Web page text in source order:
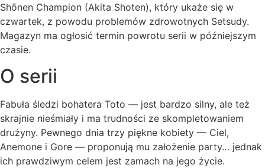
Shōnen Champion (Akita Shoten), który ukaże się w
czwartek, z powodu problemów zdrowotnych Setsudy.
Magazyn ma ogłosić termin powrotu serii w późniejszym
czasie.
O serii
Fabuła śledzi bohatera Toto — jest bardzo silny, ale też
skrajnie nieśmiały i ma trudności ze skompletowaniem
drużyny. Pewnego dnia trzy piękne kobiety — Ciel,
Anemone i Gore — proponują mu założenie party… jednak
ich prawdziwym celem jest zamach na jego życie.